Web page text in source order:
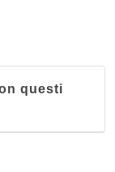
questi